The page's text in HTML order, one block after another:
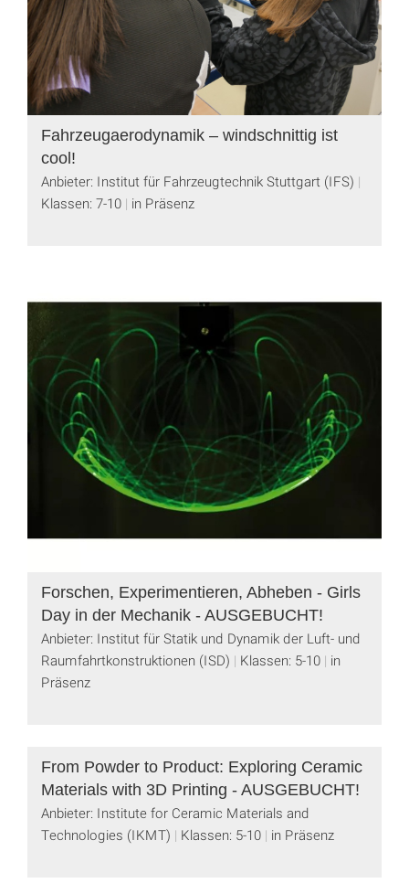
Fahrzeugaerodynamik – windschnittig ist
cool!
Anbieter: Institut für Fahrzeugtechnik Stuttgart (IFS)
Klassen: 7-10 in Präsenz
Forschen, Experimentieren, Abheben - Girls
Day in der Mechanik - AUSGEBUCHT!
Anbieter: Institut für Statik und Dynamik der Luft- und
Raumfahrtkonstruktionen (ISD)
Klassen: 5-10 in
Präsenz
From Powder to Product: Exploring Ceramic
Materials with 3D Printing - AUSGEBUCHT!
Anbieter: Institute for Ceramic Materials and
Technologies (IKMT)
Klassen: 5-10 in Präsenz